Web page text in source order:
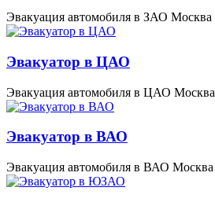
Эвакуация автомобиля в ЗАО Москва
Эвакуатор в ЦАО
Эвакуация автомобиля в ЦАО Москва
Эвакуатор в ВАО
Эвакуация автомобиля в ВАО Москва